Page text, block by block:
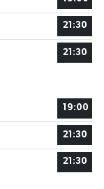
21:30
21:30
19:00
21:30
21:30